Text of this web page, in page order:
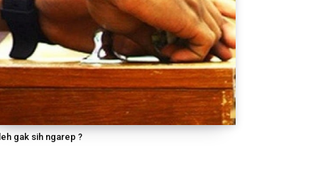
gak sih ngarep ?